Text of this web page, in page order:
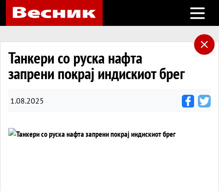
Open
Танкери со руска нафта
запрени покрај индискиот брег
1.08.2025